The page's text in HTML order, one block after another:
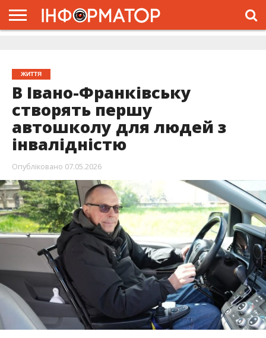
ЖИТТЯ
В Івано-Франківську
створять першу
автошколу для людей з
інвалідністю
Опубліковано 07.05.2026